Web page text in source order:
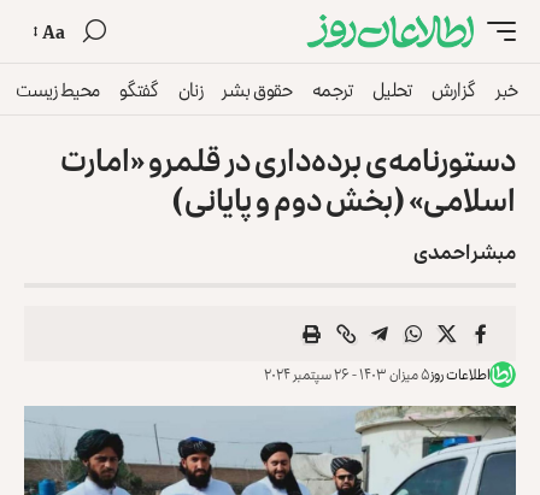
Aa
خبر گزارش تحلیل ترجمه حقوق بشر زنان گفتگو محیط زیست
دستورنامه‌ی برده‌داری در قلمرو «امارت
اسلامی» (بخش دوم و پایانی)
مبشر احمدی
اطلاعات روز۵ میزان ۱۴۰۳ - ۲۶ سپتمبر ۲۰۲۴